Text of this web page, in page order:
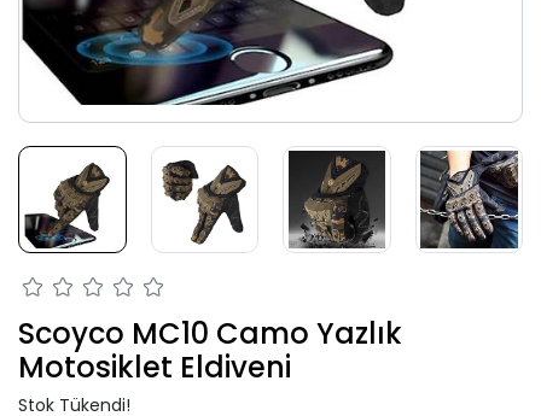
Scoyco MC10 Camo Yazlık
Motosiklet Eldiveni
Stok Tükendi!